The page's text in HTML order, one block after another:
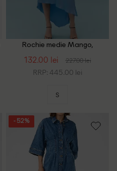
Rochie medie Mango,
132.00 lei 227.00 lei
RRP: 445.00 lei
S
- 52%